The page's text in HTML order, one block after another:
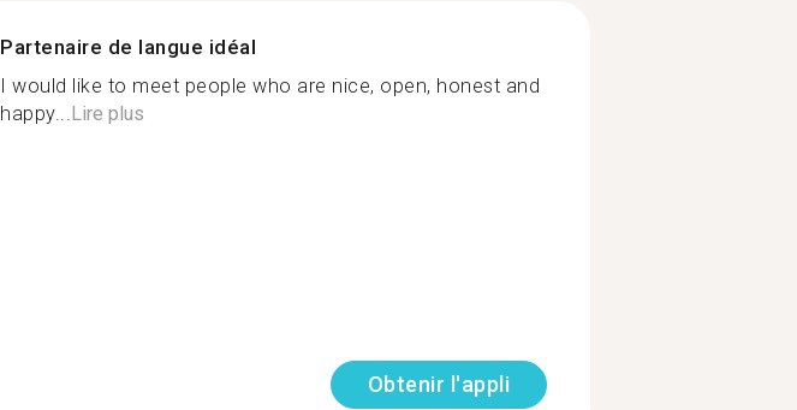
Partenaire de langue idéal
I would like to meet people who are nice, open, honest and
happy...Lire plus
Obtenir l'appli